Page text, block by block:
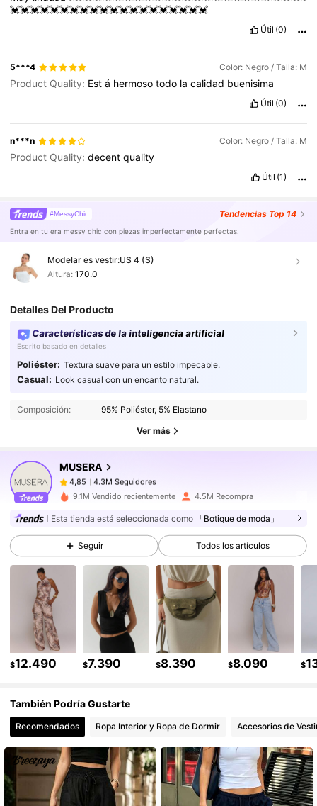
💓💓💓💓💓💓💓💓💓💓💓💓💓💓💓💓💓💓💓💓
Útil (0)
5***4 Color: Negro / Talla: M
Product Quality: Está hermosotodo lacalidad buenisima
Útil (0)
n***n Color: Negro / Talla: M
Product Quality:decentquality
Útil (1)
#MessyChic Tendencias Top 14
Entra en tu era messy chic con piezas imperfectamente perfectas.
Modelar es vestir:US 4 (S)
Altura: 170.0
Detalles Del Producto
Características de la inteligencia artificial
Escrito basado en detalles
Poliéster: Textura suave para un estilo impecable.
Casual: Look casual con un encanto natural.
Composición: 95% Poliéster, 5% Elastano
Ver más
MUSERA
4.3M Seguidores
4,85 4.3M Seguidores
4.3M Seguidores
4.3M Seguidores
4,85 4.3M Seguidores
4,85
4,85 4.3M Seguidores
9.1M Vendido recientemente 4.5M Recompra
Esta tienda está seleccionada como 「Botique de moda」
Seguir Todos los artículos
$12.490 $7.390 $8.390 $8.090 $
También Podría Gustarte
Recomendados Ropa Interior y Ropa de Dormir Accesorios de